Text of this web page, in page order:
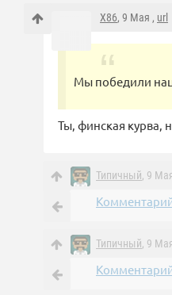
X86, 9 Мая , url
Мы победили
Ты, финская курва,
Типичный, 9
Типичный, 9